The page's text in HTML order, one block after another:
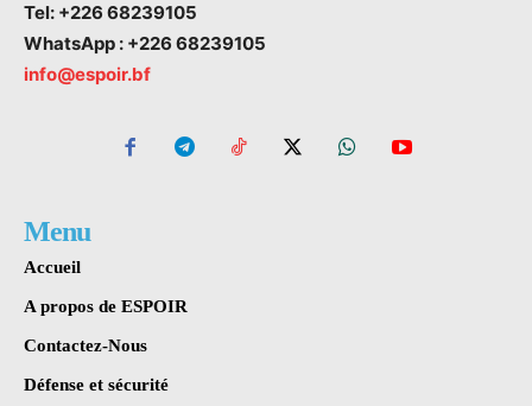
Tel: +226 68239105
WhatsApp : +226 68239105
info@espoir.bf
Menu
Accueil
A propos de ESPOIR
Contactez-Nous
Défense et sécurité